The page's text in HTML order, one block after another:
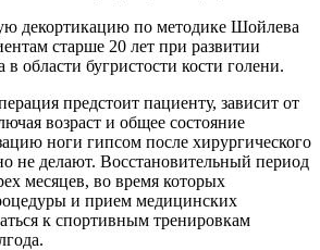
декортикацию по методике Шойлева
старше 20 лет при развитии
в области бугристости кости голени.
предстоит пациенту, зависит от
возраст и общее состояние
ноги гипсом после хирургического
не делают. Восстановительный период
месяцев, во время которых
и прием медицинских
к спортивным тренировкам